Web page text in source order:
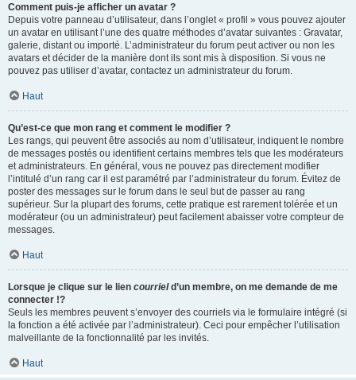
Comment puis-je afficher un avatar ?
Depuis votre panneau d’utilisateur, dans l’onglet « profil » vous pouvez ajouter
un avatar en utilisant l’une des quatre méthodes d’avatar suivantes : Gravatar,
galerie, distant ou importé. L’administrateur du forum peut activer ou non les
avatars et décider de la manière dont ils sont mis à disposition. Si vous ne
pouvez pas utiliser d’avatar, contactez un administrateur du forum.
Haut
Qu’est-ce que mon rang et comment le modifier ?
Les rangs, qui peuvent être associés au nom d’utilisateur, indiquent le nombre
de messages postés ou identifient certains membres tels que les modérateurs
et administrateurs. En général, vous ne pouvez pas directement modifier
l’intitulé d’un rang car il est paramétré par l’administrateur du forum. Évitez de
poster des messages sur le forum dans le seul but de passer au rang
supérieur. Sur la plupart des forums, cette pratique est rarement tolérée et un
modérateur (ou un administrateur) peut facilement abaisser votre compteur de
messages.
Haut
Lorsque je clique sur le lien courrield’un membre, on me demande de me
connecter !?
Seuls les membres peuvent s’envoyer des courriels via le formulaire intégré (si
la fonction a été activée par l’administrateur). Ceci pour empêcher l’utilisation
malveillante de la fonctionnalité par les invités.
Haut